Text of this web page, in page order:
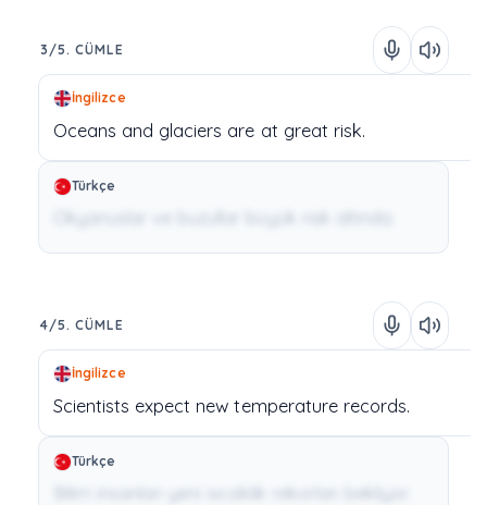
3/5. CÜMLE
İngilizce
Oceans and glaciers are at great risk.
Türkçe
Okyanuslar ve buzullar büyük risk altında.
4/5. CÜMLE
İngilizce
Scientists expect new temperature records.
Türkçe
Bilim insanları yeni sıcaklık rekorları bekliyor.